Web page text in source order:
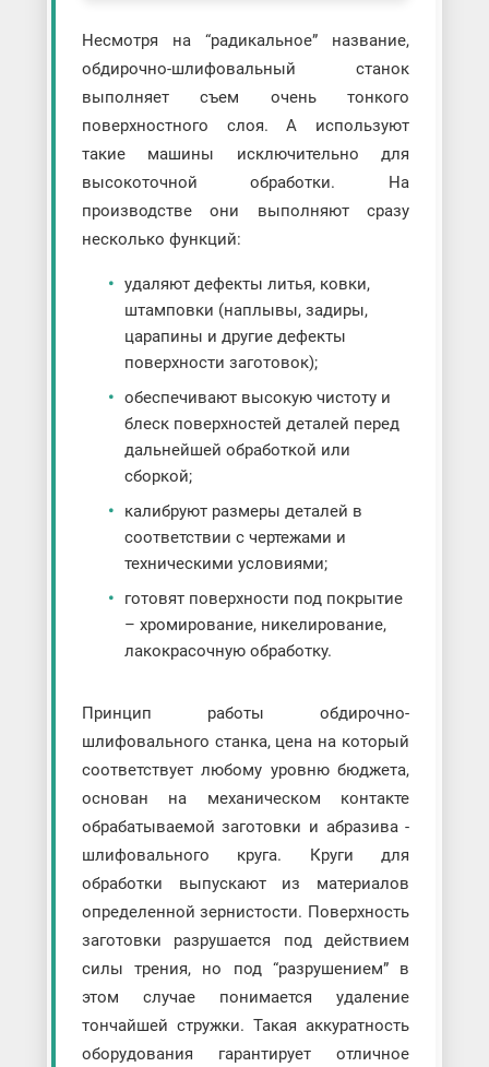
Несмотря на “радикальное” название,
обдирочно-шлифовальный станок
выполняет съем очень тонкого
поверхностного слоя. А используют
такие машины исключительно для
высокоточной обработки. На
производстве они выполняют сразу
несколько функций:
удаляют дефекты литья, ковки,
штамповки (наплывы, задиры,
царапины и другие дефекты
поверхности заготовок);
обеспечивают высокую чистоту и
блеск поверхностей деталей перед
дальнейшей обработкой или
сборкой;
калибруют размеры деталей в
соответствии с чертежами и
техническими условиями;
готовят поверхности под покрытие
– хромирование, никелирование,
лакокрасочную обработку.
Принцип работы обдирочно-
шлифовального станка, цена на который
соответствует любому уровню бюджета,
основан на механическом контакте
обрабатываемой заготовки и абразива -
шлифовального круга. Круги для
обработки выпускают из материалов
определенной зернистости. Поверхность
заготовки разрушается под действием
силы трения, но под “разрушением” в
этом случае понимается удаление
тончайшей стружки. Такая аккуратность
оборудования гарантирует отличное